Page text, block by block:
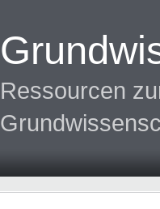
Ressourcen